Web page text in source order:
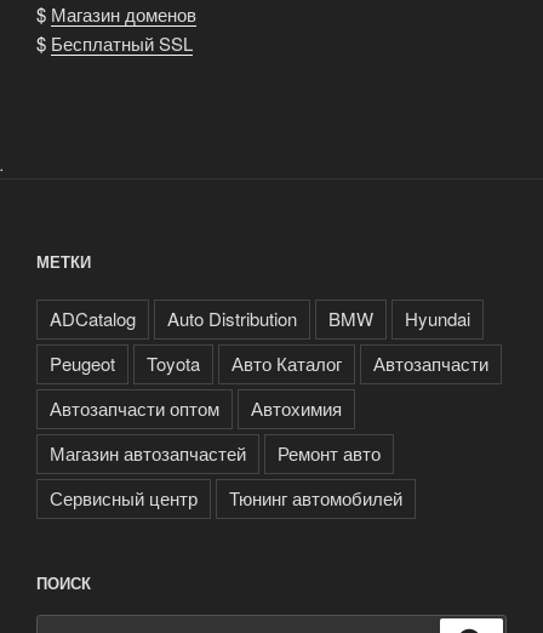
$ Магазин доменов
$ Бесплатный SSL
.
МЕТКИ
ADCatalog Auto Distribution BMW
Hyundai
Peugeot
Toyota Авто Каталог
Автозапчасти
Автозапчасти оптом
Автохимия
Магазин автозапчастей
Ремонт авто
Сервисный центр
Тюнинг автомобилей
ПОИСК